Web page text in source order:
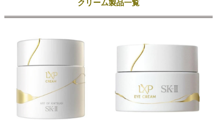
クリーム製品一覧